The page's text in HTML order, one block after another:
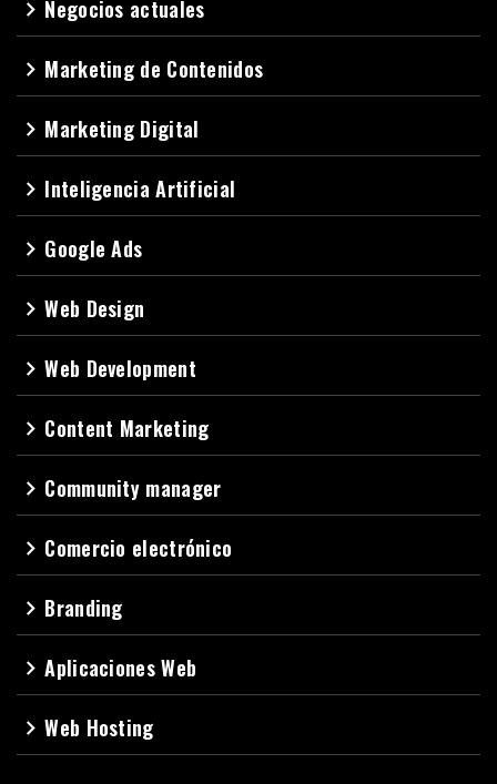
navigate_next Negocios actuales
navigate_next Marketing de Contenidos
navigate_next Marketing Digital
navigate_next Inteligencia Artificial
navigate_next Google Ads
navigate_nextWeb Design
navigate_nextWeb Development
navigate_next Content Marketing
navigate_next Community manager
navigate_next Comercio electrónico
navigate_next Branding
navigate_nextAplicaciones Web
navigate_nextWeb Hosting